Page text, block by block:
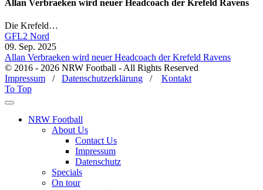
Allan Verbraeken wird neuer Headcoach der Krefeld Ravens
Die Krefeld…
GFL2 Nord
09. Sep. 2025
Allan Verbraeken wird neuer Headcoach der Krefeld Ravens
© 2016 - 2026 NRW Football - All Rights Reserved
Impressum / Datenschutzerklärung / Kontakt
To Top
NRW Football
About Us
Contact Us
Impressum
Datenschutz
Specials
On tour